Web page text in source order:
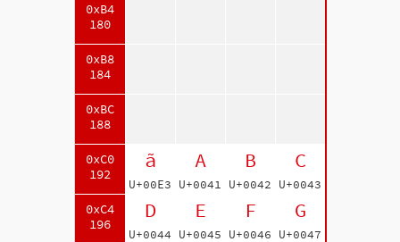
0xB4
180
0xB8
184
0xBC
188
0xC0
192
0xC4
196
ã
U+00E3
A
U+0041
B
U+0042
C
U+0043
D
U+0044
E
U+0045
F
U+0046
G
U+0047